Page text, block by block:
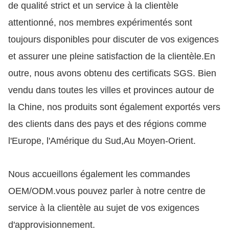
de qualité strict et un service à la clientèle
attentionné, nos membres expérimentés sont
toujours disponibles pour discuter de vos exigences
et assurer une pleine satisfaction de la clientèle.En
outre, nous avons obtenu des certificats SGS. Bien
vendu dans toutes les villes et provinces autour de
la Chine, nos produits sont également exportés vers
des clients dans des pays et des régions comme
l'Europe, l'Amérique du Sud,Au Moyen-Orient.
Nous accueillons également les commandes
OEM/ODM.vous pouvez parler à notre centre de
service à la clientèle au sujet de vos exigences
d'approvisionnement.